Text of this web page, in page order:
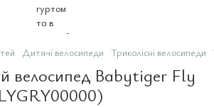
Дитячі велосипеди Триколісні велосипеди
велосипед Babytiger Fly